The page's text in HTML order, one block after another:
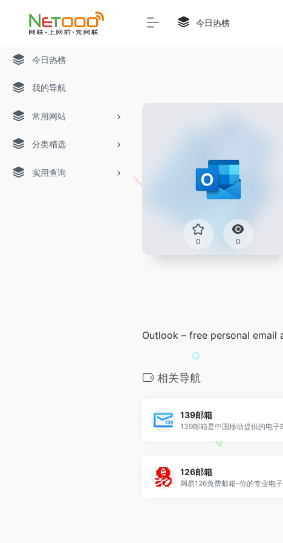
今日热榜
我的导航
常用网站
分类精选
实用查询
今日热榜
0 0
Outlook – free personal
相关导航
139邮箱
126邮箱